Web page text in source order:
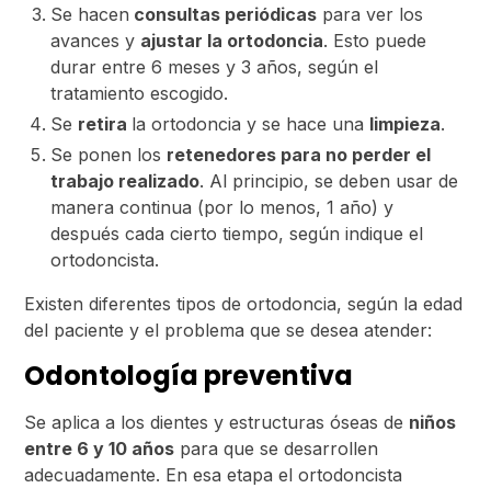
Se hacen consultas periódicas para ver los
avances y ajustar la ortodoncia. Esto puede
durar entre 6 meses y 3 años, según el
tratamiento escogido.
Se retira la ortodoncia y se hace una limpieza.
Se ponen los retenedores para no perder el
trabajo realizado. Al principio, se deben usar de
manera continua (por lo menos, 1 año) y
después cada cierto tiempo, según indique el
ortodoncista.
Existen diferentes tipos de ortodoncia, según la edad
del paciente y el problema que se desea atender:
Odontología preventiva
Se aplica a los dientes y estructuras óseas de niños
entre 6 y 10 años para que se desarrollen
adecuadamente. En esa etapa el ortodoncista